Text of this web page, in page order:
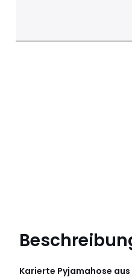
Karierte Pyjamahose